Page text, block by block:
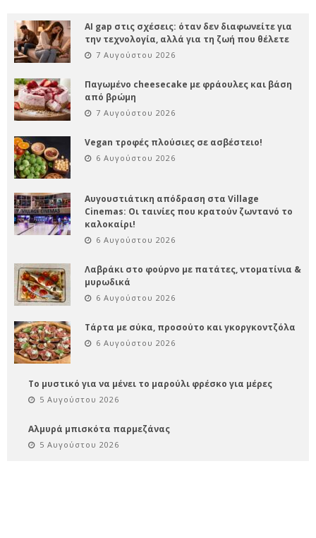
AI gap στις σχέσεις: όταν δεν διαφωνείτε για
την τεχνολογία, αλλά για τη ζωή που θέλετε
7 Αυγούστου 2026
Παγωμένο cheesecake με φράουλες και βάση
από βρώμη
7 Αυγούστου 2026
Vegan τροφές πλούσιες σε ασβέστειο!
6 Αυγούστου 2026
Αυγουστιάτικη απόδραση στα Village
Cinemas: Οι ταινίες που κρατούν ζωντανό το
καλοκαίρι!
6 Αυγούστου 2026
Λαβράκι στο φούρνο με πατάτες, ντοματίνια &
μυρωδικά
6 Αυγούστου 2026
Τάρτα με σύκα, προσούτο και γκοργκοντζόλα
6 Αυγούστου 2026
Το μυστικό για να μένει το μαρούλι φρέσκο για μέρες
5 Αυγούστου 2026
Αλμυρά μπισκότα παρμεζάνας
5 Αυγούστου 2026